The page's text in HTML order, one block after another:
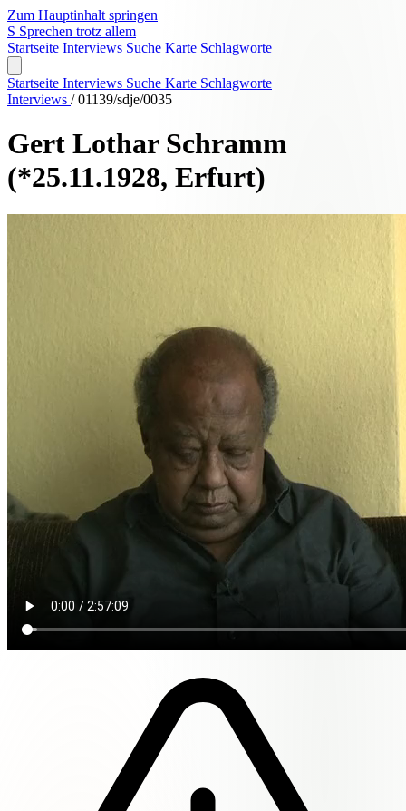
Zum Hauptinhalt springen
S Sprechen trotz allem
Startseite Interviews Suche Karte Schlagworte
Startseite Interviews Suche Karte Schlagworte
Interviews / 01139/sdje/0035
Gert Lothar Schramm
(*25.11.1928, Erfurt)